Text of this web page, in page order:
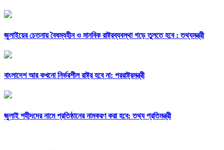
জুলাইয়ের চেতনায় বৈষম্যহীন ও মানবিক রাষ্ট্রব্যবস্থা গড়ে তুলতে হবে : তথ্যমন্ত্রী
বাংলাদেশ আর কখনো নির্ভরশীল রাষ্ট্র হবে না: পররাষ্ট্রমন্ত্রী
জুলাই শহীদদের নামে প্রতিষ্ঠানের নামকরণ করা হবে: তথ্য প্রতিমন্ত্রী